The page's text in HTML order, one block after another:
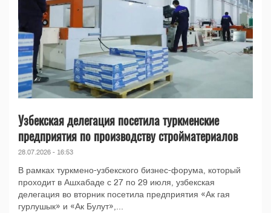
Узбекская делегация посетила туркменские
предприятия по производству стройматериалов
28.07.2026 - 16:53
В рамках туркмено-узбекского бизнес-форума, который
проходит в Ашхабаде с 27 по 29 июля, узбекская
делегация во вторник посетила предприятия «Ак гая
гурлушык» и «Ак Булут»,...